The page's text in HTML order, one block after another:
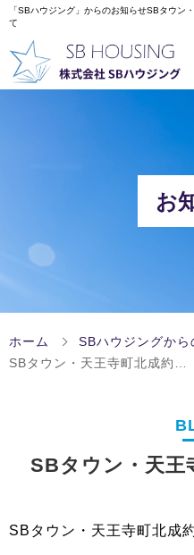
「SBハウジング」からのお知らせSBタウン
て
トップページ
不動産売却成功のポイ
当社のサービス
当社のサービスラインナ
できるだけ高く売りたい方
すぐにでも現金化したい
【不動産買取】
【任意売却】
これまでの実績
お客様の声
会社案内
お
ホーム
SBハウジングから
SBタウン・天王寺町北成約…
SBタウン・天王
SBタウン・天王寺町北成